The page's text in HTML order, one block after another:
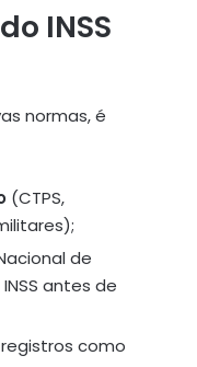
INSS
normas, é
(CTPS,
de
antes de
como